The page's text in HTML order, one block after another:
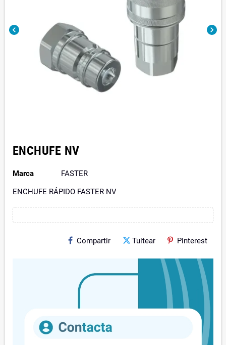
chevron_left chevron_right
ENCHUFE NV
Marca
FASTER
ENCHUFE RÁPIDO FASTER NV
Compartir Tuitear Pinterest